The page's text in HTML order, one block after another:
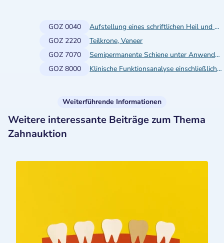
GOZ 0040
Aufstellung eines schriftlichen Heil und Kostenplans bei kieferorthopädischer Behandlung oder bei funktionsanalytischen und funktionstherapeutischen Maßnahmen nach Befundaufnahme und Ausarbeitung einer Behandlungsplanung
GOZ 2220
Teilkrone, Veneer
GOZ 7070
Semipermanente Schiene unter Anwendung der Ätztchnik
GOZ 8000
Klinische Funktionsanalyse einschließlich Dokumentation
Weiterführende Informationen
Weitere interessante Beiträge zum Thema
Zahnauktion